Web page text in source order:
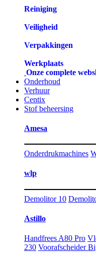
Reiniging
Veiligheid
Verpakkingen
Werkplaats
Onze complete
Onderhoud
Verhuur
Centix
Stof beheersing
Amesa
Onderdrukmachines
wlp
Demolitor 10
Astillo
Handfrees A80 Pro
230 Voorafscheider